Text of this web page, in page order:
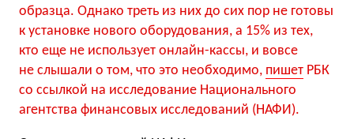
образца. Однако треть из них до сих пор не готовы
к установке нового оборудования, а 15% из тех,
кто еще не использует онлайн-кассы, и вовсе
не слышали о том, что это необходимо, пишет РБК
со ссылкой на исследование Национального
агентства финансовых исследований (НАФИ).